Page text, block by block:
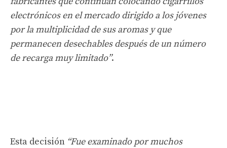
electrónicos en el mercado dirigido a los jóvenes
por la multiplicidad de sus aromas y que
permanecen desechables después de un número
de recarga muy limitado”.
Esta decisión “Fue examinado por muchos